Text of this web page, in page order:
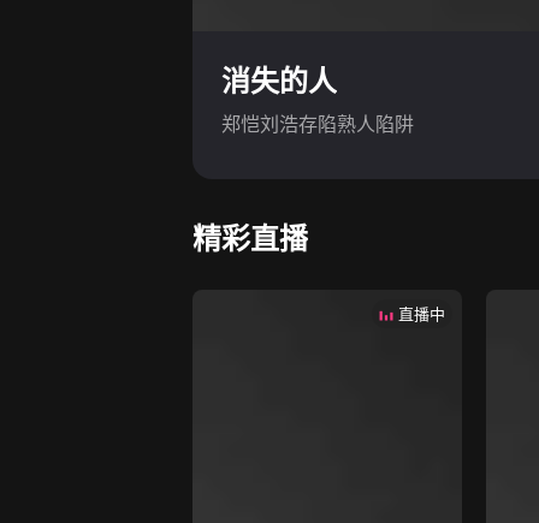
消失的人
郑恺刘浩存陷熟人陷阱
精彩直播
直播中